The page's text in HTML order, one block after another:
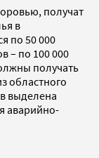
получат
в
по 50 000
– по 100 000
получать
областного
выделена
аварийно-